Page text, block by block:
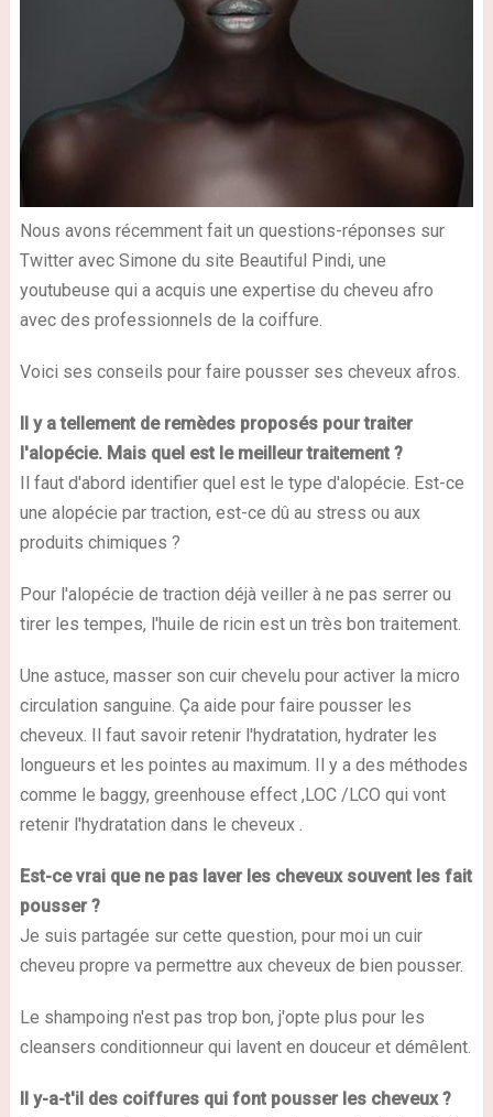
Nous avons récemment fait un questions-réponses sur
Twitter avec Simone du site Beautiful Pindi, une
youtubeuse qui a acquis une expertise du cheveu afro
avec des professionnels de la coiffure.
Voici ses conseils pour faire pousser ses cheveux afros.
Il y a tellement de remèdes proposés pour traiter
l'alopécie. Mais quel est le meilleur traitement ?
Il faut d'abord identifier quel est le type d'alopécie. Est-ce
une alopécie par traction, est-ce dû au stress ou aux
produits chimiques ?
Pour l'alopécie de traction déjà veiller à ne pas serrer ou
tirer les tempes, l'huile de ricin est un très bon traitement.
Une astuce, masser son cuir chevelu pour activer la micro
circulation sanguine. Ça aide pour faire pousser les
cheveux. Il faut savoir retenir l'hydratation, hydrater les
longueurs et les pointes au maximum. Il y a des méthodes
comme le baggy, greenhouse effect ,LOC /LCO qui vont
retenir l'hydratation dans le cheveux .
Est-ce vrai que ne pas laver les cheveux souvent les fait
pousser ?
Je suis partagée sur cette question, pour moi un cuir
cheveu propre va permettre aux cheveux de bien pousser.
Le shampoing n'est pas trop bon, j'opte plus pour les
cleansers conditionneur qui lavent en douceur et démêlent.
Il y-a-t'il des coiffures qui font pousser les cheveux ?